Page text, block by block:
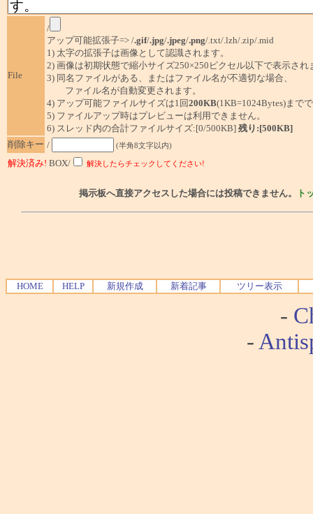
File
/
アップ可能拡張子=> /.gif/.jpg/.jpeg/.png/.txt/.lzh/.zip/.mid
1) 太字の拡張子は画像として認識されます。
2) 画像は初期状態で縮小サイズ250×250ピクセル以下で表示され
3) 同名ファイルがある、またはファイル名が不適切な場合、
ファイル名が自動変更されます。
4) アップ可能ファイルサイズは1回200KB(1KB=1024Bytes)まで
5) ファイルアップ時はプレビューは利用できません。
6) スレッド内の合計ファイルサイズ:[0/500KB] 残り:[500KB]
削除キー / (半角8文字以内)
解決済み! BOX/ 解決したらチェックしてください!
掲示板へ直接アクセスした場合には投稿できません。 ト
HOME HELP 新規作成 新着記事 ツリー表示
-
-